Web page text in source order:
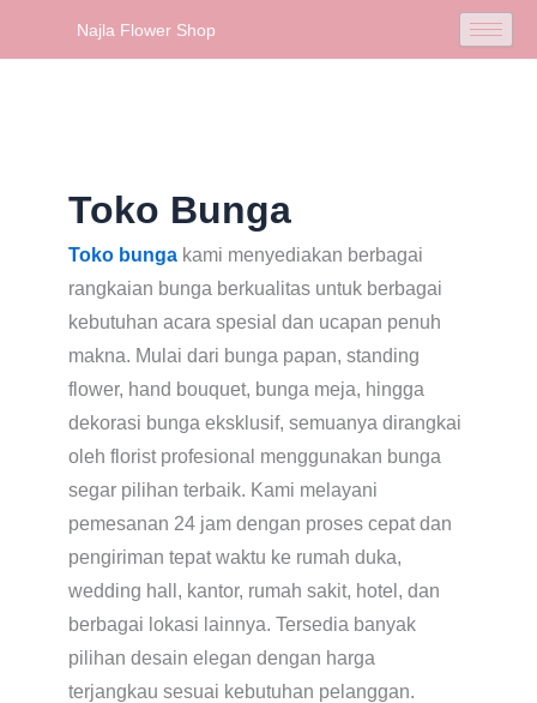
Najla Flower Shop
Toko Bunga
Toko bungakami menyediakan berbagai
rangkaian bunga berkualitas untuk berbagai
kebutuhan acara spesial dan ucapan penuh
makna. Mulai dari bunga papan, standing
flower, hand bouquet, bunga meja, hingga
dekorasi bunga eksklusif, semuanya dirangkai
oleh florist profesional menggunakan bunga
segar pilihan terbaik. Kami melayani
pemesanan 24 jam dengan proses cepat dan
pengiriman tepat waktu ke rumah duka,
wedding hall, kantor, rumah sakit, hotel, dan
berbagai lokasi lainnya. Tersedia banyak
pilihan desain elegan dengan harga
terjangkau sesuai kebutuhan pelanggan.